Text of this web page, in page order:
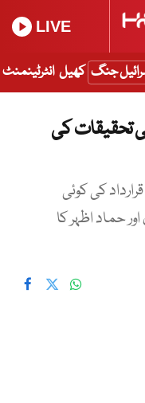
LIVE
جنگ کھیل انٹرٹینمنٹ
تحقیقات کی
کی کوئی
حماد اظہر کا